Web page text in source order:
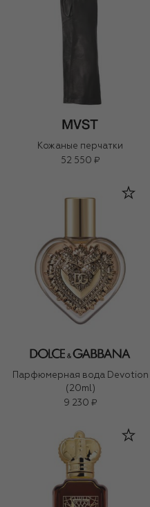
Кожаные перчатки
52 550 ₽
Парфюмерная вода Devotion
(20ml)
9 230 ₽